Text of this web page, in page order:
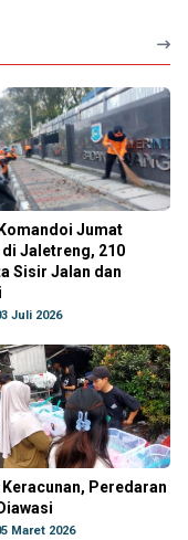
Jumat
di Jaletreng, 210
Sisir Jalan dan
Juli 2026
Keracunan, Peredaran
Maret 2026